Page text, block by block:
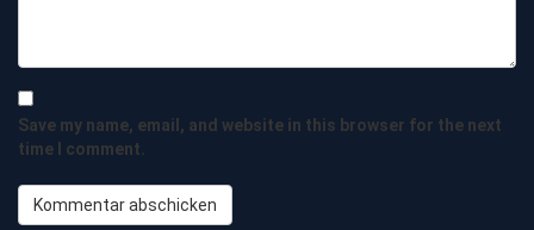
Save my name, email, and website in this browser for the next
time I comment.